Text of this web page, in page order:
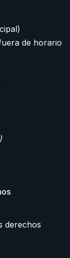
de horario
derechos